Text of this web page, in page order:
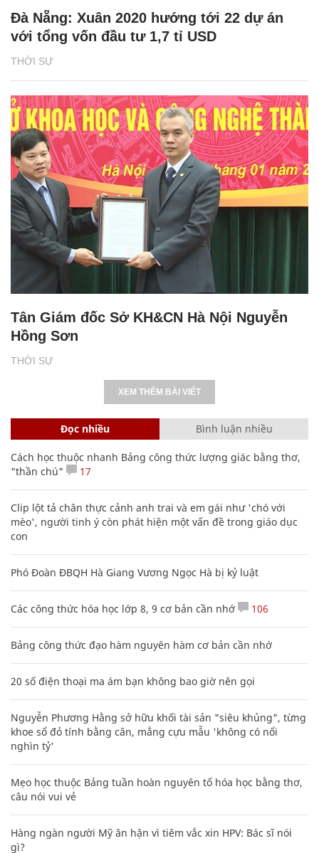
THỜI SỰ
Đà Nẵng: Xuân 2020 hướng tới 22 dự án
với tổng vốn đầu tư 1,7 tỉ USD
THỜI SỰ
Tân Giám đốc Sở KH&CN Hà Nội Nguyễn
Hồng Sơn
XEM THÊM BÀI VIẾT
Đọc nhiều Bình luận nhiều
Cách học thuộc nhanh Bảng công thức lượng giác bằng thơ,
"thần chú"
17
Clip lột tả chân thực cảnh anh trai và em gái như 'chó với
mèo', người tinh ý còn phát hiện một vấn đề trong giáo dục
con
Phó Đoàn ĐBQH Hà Giang Vương Ngọc Hà bị kỷ luật
Các công thức hóa học lớp 8, 9 cơ bản cần nhớ 106
Bảng công thức đạo hàm nguyên hàm cơ bản cần nhớ
20 số điện thoại ma ám bạn không bao giờ nên gọi
Nguyễn Phương Hằng sở hữu khối tài sản "siêu khủng", từng
khoe sổ đỏ tính bằng cân, mắng cựu mẫu 'không có nổi
nghìn tỷ'
Mẹo học thuộc Bảng tuần hoàn nguyên tố hóa học bằng thơ,
câu nói vui vẻ
Hàng ngàn người Mỹ ân hận vì tiêm vắc xin HPV: Bác sĩ nói
gì?